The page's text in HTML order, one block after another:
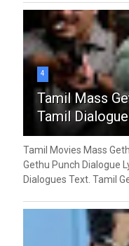
4
Tamil Mass
Tamil
Tamil Movies Mass
Gethu Punch Dialogue
Dialogues Text. Tamil